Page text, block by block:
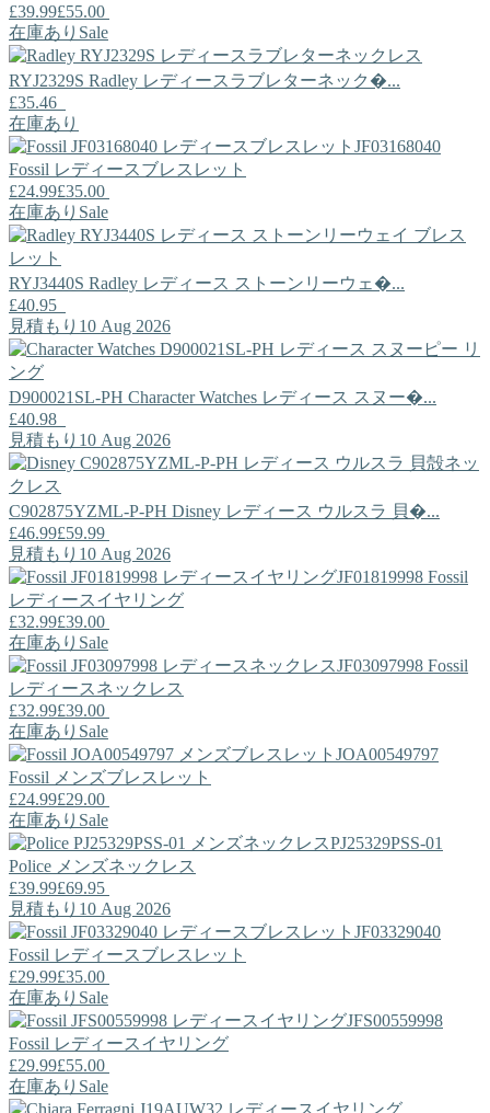
£39.99£55.00
在庫あり Sale
RYJ2329S Radley レディースラブレターネック�...
£35.46
在庫あり
JF03168040
Fossil レディースブレスレット
£24.99£35.00
在庫あり Sale
RYJ3440S Radley レディース ストーンリーウェ�...
£40.95
見積もり10 Aug 2026
D900021SL-PH Character Watches レディース スヌー�...
£40.98
見積もり10 Aug 2026
C902875YZML-P-PH Disney レディース ウルスラ 貝�...
£46.99£59.99
見積もり10 Aug 2026
JF01819998 Fossil
レディースイヤリング
£32.99£39.00
在庫あり Sale
JF03097998 Fossil
レディースネックレス
£32.99£39.00
在庫あり Sale
JOA00549797
Fossil メンズブレスレット
£24.99£29.00
在庫あり Sale
PJ25329PSS-01
Police メンズネックレス
£39.99£69.95
見積もり10 Aug 2026
JF03329040
Fossil レディースブレスレット
£29.99£35.00
在庫あり Sale
JFS00559998
Fossil レディースイヤリング
£29.99£55.00
在庫あり Sale